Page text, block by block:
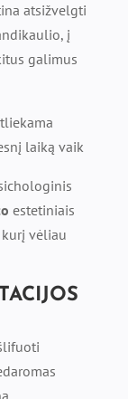
atsižvelgti
į
galimus
laiką vaik
estetiniais
vėliau